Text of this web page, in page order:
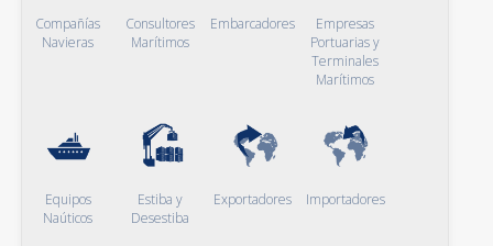
Compañías
Navieras
Consultores
Marítimos
Embarcadores
Empresas
Portuarias y
Terminales
Marítimos
Equipos
Naúticos
Estiba y
Desestiba
Exportadores Importadores